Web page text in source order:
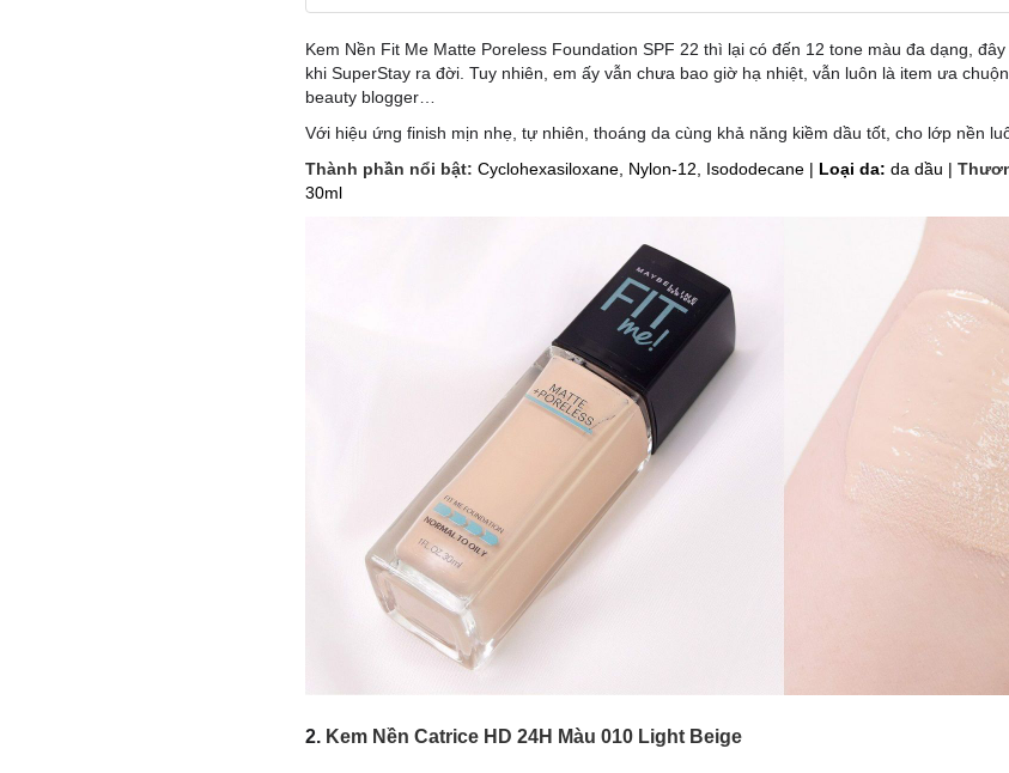
Kem Nền Fit Me Matte Poreless Foundation SPF 22 thì lại có đến 12 tone màu đa dạng,
khi SuperStay ra đời. Tuy nhiên, em ấy vẫn chưa bao giờ hạ nhiệt, vẫn luôn là item ưa
beauty blogger…
Với hiệu ứng finish mịn nhẹ, tự nhiên, thoáng da cùng khả năng kiềm dầu tốt, cho lớp nền
Thành phần nổi bật: Cyclohexasiloxane, Nylon-12, Isododecane | Loại da: da dầu |
30ml
2. Kem Nền Catrice HD 24H Màu 010 Light Beige